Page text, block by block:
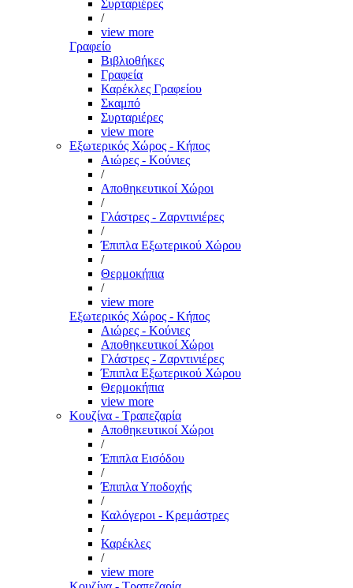
Συρταριέρες
/
view more
Γραφείο
Βιβλιοθήκες
Γραφεία
Καρέκλες Γραφείου
Σκαμπό
Συρταριέρες
view more
Εξωτερικός Χώρος - Κήπος
Αιώρες - Κούνιες
/
Αποθηκευτικοί Χώροι
/
Γλάστρες - Ζαρντινιέρες
/
Έπιπλα Εξωτερικού Χώρου
/
Θερμοκήπια
/
view more
Εξωτερικός Χώρος - Κήπος
Αιώρες - Κούνιες
Αποθηκευτικοί Χώροι
Γλάστρες - Ζαρντινιέρες
Έπιπλα Εξωτερικού Χώρου
Θερμοκήπια
view more
Κουζίνα - Τραπεζαρία
Αποθηκευτικοί Χώροι
/
Έπιπλα Εισόδου
/
Έπιπλα Υποδοχής
/
Καλόγεροι - Κρεμάστρες
/
Καρέκλες
/
view more